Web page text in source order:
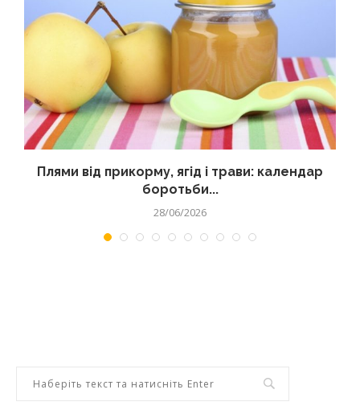
Плями від прикорму, ягід і трави: календар
боротьби...
28/06/2026